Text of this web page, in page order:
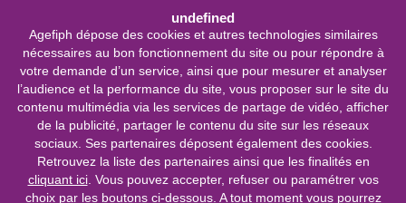
undefined
Agefiph dépose des cookies et autres technologies similaires
nécessaires au bon fonctionnement du site ou pour répondre à
votre demande d’un service, ainsi que pour mesurer et analyser
l’audience et la performance du site, vous proposer sur le site du
contenu multimédia via les services de partage de vidéo, afficher
de la publicité, partager le contenu du site sur les réseaux
sociaux. Ses partenaires déposent également des cookies.
Retrouvez la liste des partenaires ainsi que les finalités en
cliquant ici. Vous pouvez accepter, refuser ou paramétrer vos
choix par les boutons ci-dessous. A tout moment vous pourrez
Nous suivre
Youtube
Linkedin
Facebook